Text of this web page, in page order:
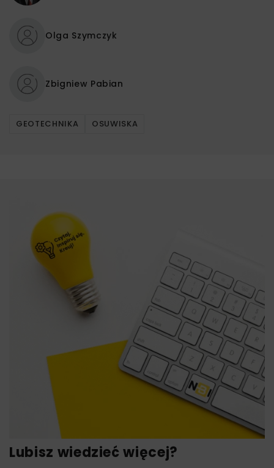
Olga Szymczyk
Zbigniew Pabian
GEOTECHNIKA OSUWISKA
Lubisz wiedzieć więcej?